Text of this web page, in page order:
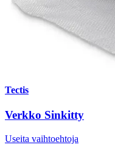
Tectis
Verkko Sinkitty
Useita vaihtoehtoja